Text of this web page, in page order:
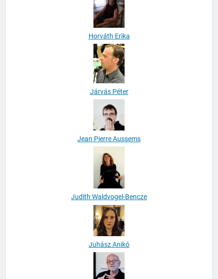
Horváth Erika
Járvás Péter
Jean Pierre Aussems
Judith Waldvogel-Bencze
Juhász Anikó